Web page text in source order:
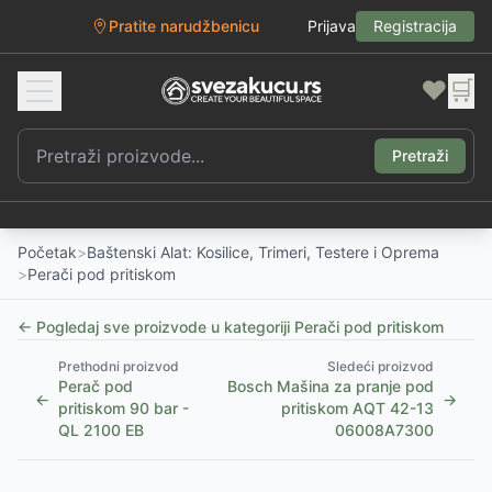
Pratite narudžbenicu Prijava Registracija
❤️ 🛒
Pretraži
Početak>Baštenski Alat: Kosilice, Trimeri, Testere i Oprema
>Perači pod pritiskom
← Pogledaj sve proizvode u kategoriji Perači pod pritiskom
←
Prethodni proizvod
Perač pod
pritiskom 90 bar -
QL 2100 EB
Sledeći proizvod
Bosch Mašina za pranje pod
pritiskom AQT 42-13
06008A7300
→